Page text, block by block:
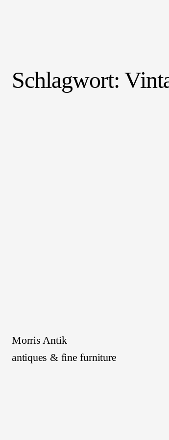
Schlagwort:
Morris Antik
antiques & fine furniture